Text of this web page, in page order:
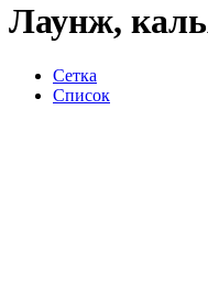
Лаунж,
Сетка
Список